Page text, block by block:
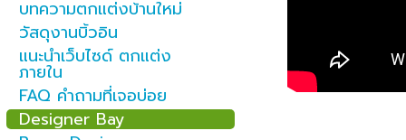
บทความตกแต่งบ้านใหม่
วัสดุงานบิ้วอิน
แนะนำเว็บไซด์ ตกแต่ง
ภายใน
FAQ คำถามที่เจอบ่อย
Designer Bay